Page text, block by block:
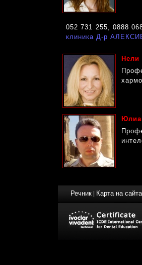
052 731 255, 0888
клиника Д-р
Речник Карта на сайта